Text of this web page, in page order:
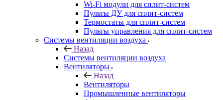
Wi-Fi модули для сплит-систем
Пульты ДУ для сплит-систем
Термостаты для сплит-систем
Пульты управления для сплит-систем
Системы вентиляции воздуха
Назад
Системы вентиляции воздуха
Вентиляторы
Назад
Вентиляторы
Промышленные вентиляторы